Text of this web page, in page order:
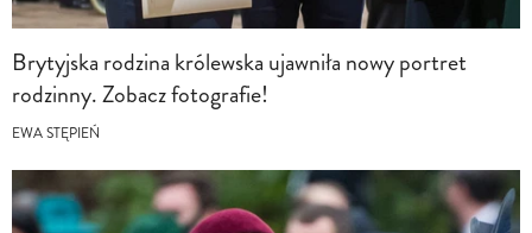
Brytyjska rodzina królewska ujawniła nowy portret
rodzinny. Zobacz fotografie!
EWA STĘPIEŃ